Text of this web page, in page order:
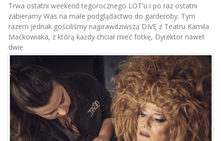
Trwa ostatni weekend tegorocznego LOT'u i po raz ostatni
zabieramy Was na małe podglądactwo do garderoby. Tym
razem jednak gościliśmy najprawdziwszą DIVĘ z Teatru Kamila
Maćkowiaka, z którą każdy chciał mieć fotkę, Dyrektor nawet
dwie